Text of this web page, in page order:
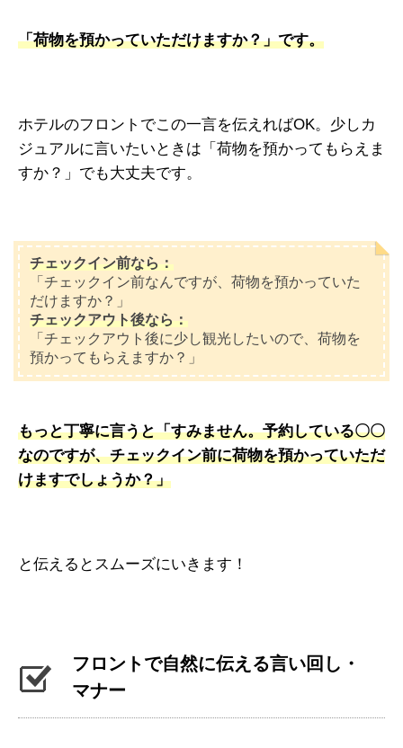
「荷物を預かっていただけますか？」です。
ホテルのフロントでこの一言を伝えればOK。少しカ
ジュアルに言いたいときは「荷物を預かってもらえま
すか？」でも大丈夫です。
チェックイン前なら：
「チェックイン前なんですが、荷物を預かっていた
だけますか？」
チェックアウト後なら：
「チェックアウト後に少し観光したいので、荷物を
預かってもらえますか？」
もっと丁寧に言うと「すみません。予約している〇〇
なのですが、チェックイン前に荷物を預かっていただ
けますでしょうか？」
と伝えるとスムーズにいきます！
フロントで自然に伝える言い回し・
マナー